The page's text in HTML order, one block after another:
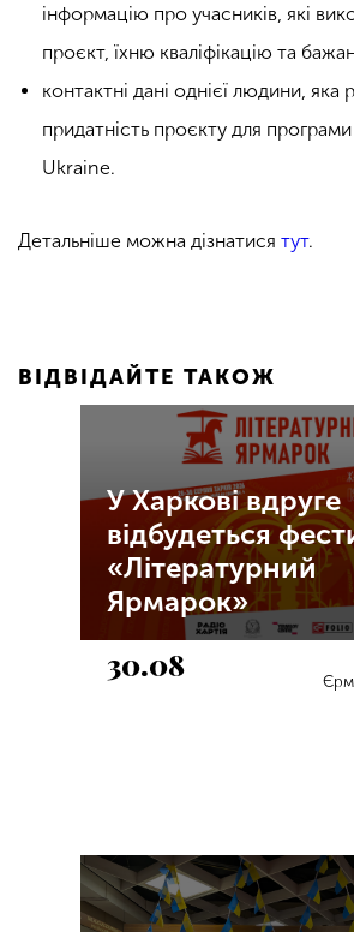
інформацію про учасників, які
проєкт, їхню кваліфікацію та
контактні дані однієї людини, яка
придатність проєкту для
Ukraine.
Детальніше можна дізнатися тут.
ВІДВІДАЙТЕ ТАКОЖ
У Харкові вдруге
відбудеться
«Літературний
Ярмарок»
30.08